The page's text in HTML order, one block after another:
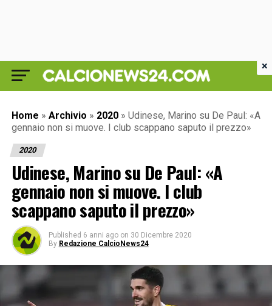
Home » Archivio » 2020 » Udinese, Marino su De Paul: «A
gennaio non si muove. I club scappano saputo il prezzo»
2020
Udinese, Marino su De Paul: «A
gennaio non si muove. I club
scappano saputo il prezzo»
Published 6 anni ago on 30 Dicembre 2020
By Redazione CalcioNews24
×